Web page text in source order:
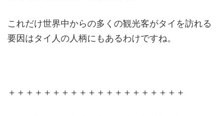
これだけ世界中からの多くの観光客がタイを訪れる
要因はタイ人の人柄にもあるわけですね。
＋＋＋＋＋＋＋＋＋＋＋＋＋＋＋＋＋＋＋＋